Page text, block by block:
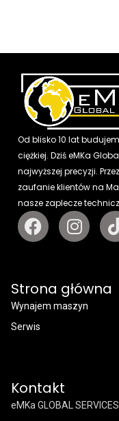
Od blisko 10 lat
ciężkiej. Dziś eMKa
najwyższej precyzji.
zaufanie klientów na
nasze zaplecze
Strona główna
Wynajem maszyn
Serwis
Kontakt
eMKa GLOBAL